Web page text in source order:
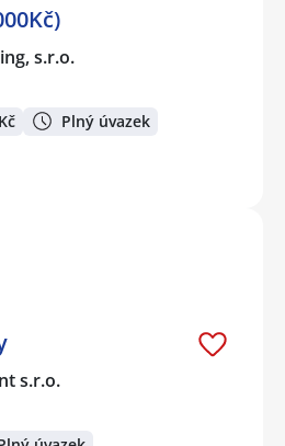
s.r.o.
Plný úvazek
s.r.o.